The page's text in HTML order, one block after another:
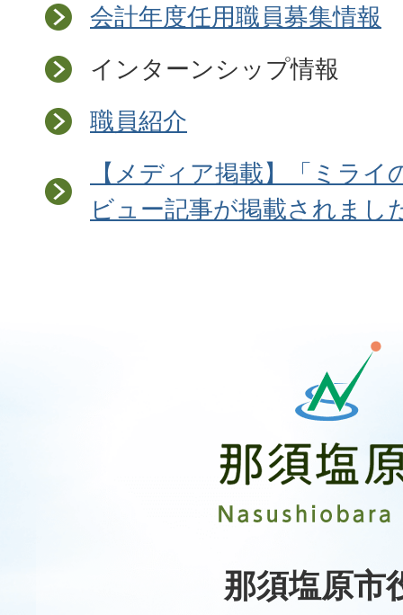
会計年度任用職員募集情報
インターンシップ情報
職員紹介
【メディア掲載】「ミラ
ビュー記事が掲載されまし
原
市
City
那須塩原市